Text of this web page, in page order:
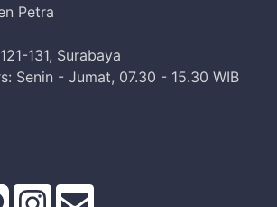
Petra
131, Surabaya
Senin - Jumat, 07.30 - 15.30 WIB